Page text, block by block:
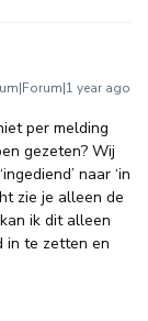
year ago
per melding
gezeten? Wij
naar ‘in
zie je alleen de
ik dit alleen
in te zetten en